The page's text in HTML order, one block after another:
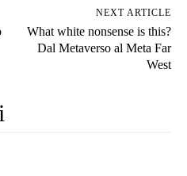
NEXT ARTICLE
What white nonsense is this?
Dal Metaverso al Meta Far
West